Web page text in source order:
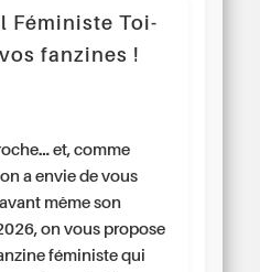
Féministe Toi-
fanzines !
et, comme
a envie de vous
même son
on vous propose
féministe qui